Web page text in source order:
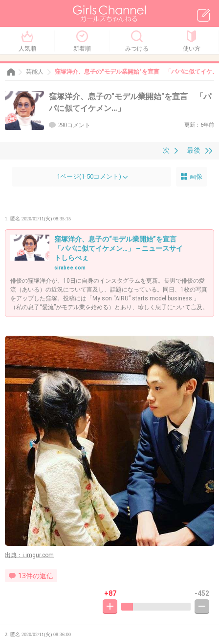
人気順 新着順 みつける 使い方
芸能人 窪塚洋介、息子の"モデル業開始"を宣言 「パパに似てイケ
窪塚洋介、息子の"モデル業開始"を宣言 「パ
パに似てイケメン…」
290コメント 更新：6年前
最後
次
1ページ(1-50コメント) 画像
1. 匿名 2020/02/11(火) 08:35:15
窪塚洋介、息子の“モデル業開始”を宣言
「パパに似てイケメン…」 – ニュースサイ
トしらべぇ
sirabee.com
俳優の窪塚洋介が、10日に自身のインスタグラムを更新。長男で俳優の愛
流（あいる）の近況について言及し、話題になっている。同日、1枚の写真
をアップした窪塚。投稿には「My son “AIRU” starts model business.」
（私の息子“愛流”がモデル業を始める）とあり、珍しく息子について言及。
出典：i.imgur.com
13件の返信
+87 -452
2. 匿名 2020/02/11(火) 08:36:00